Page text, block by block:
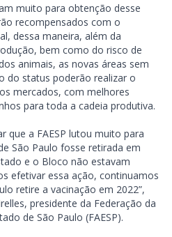
muito para obtenção desse
recompensados com o
dessa maneira, além da
bem como do risco de
animais, as novas áreas sem
do status poderão realizar o
mercados, com melhores
para toda a cadeia produtiva.
que a FAESP lutou muito para
São Paulo fosse retirada em
e o Bloco não estavam
efetivar essa ação, continuamos
retire a vacinação em 2022”,
presidente da Federação da
de São Paulo (FAESP).